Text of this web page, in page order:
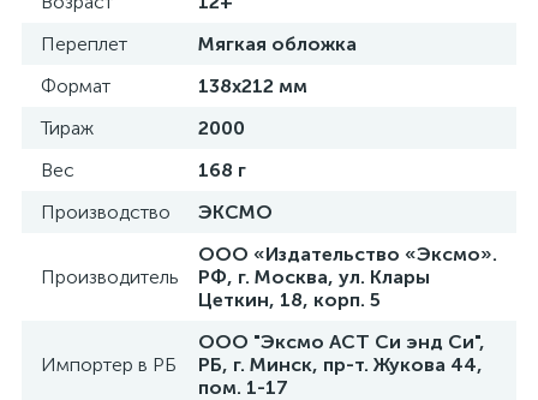
Переплет
Мягкая обложка
Формат
138x212 мм
Тираж
2000
Вес
168 г
Производство
ЭКСМО
Производитель
ООО «Издательство «Эксмо».
РФ, г. Москва, ул. Клары
Цеткин, 18, корп. 5
Импортер в РБ
ООО "Эксмо АСТ Си энд Си",
РБ, г. Минск, пр-т. Жукова 44,
пом. 1-17